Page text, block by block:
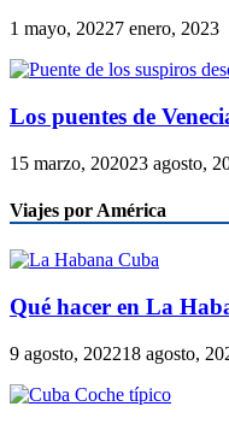
1 mayo, 20227 enero, 2023
Los puentes de
15 marzo, 202023 agosto,
Viajes por América
Qué hacer en La
9 agosto, 202218 agosto,